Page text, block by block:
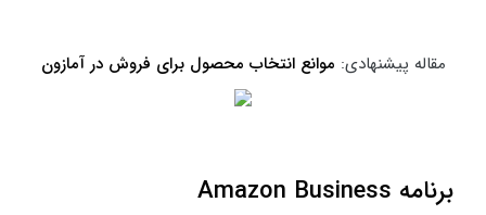
مقاله پیشنهادی: موانع انتخاب محصول برای فروش در آمازون
برنامه Amazon Business